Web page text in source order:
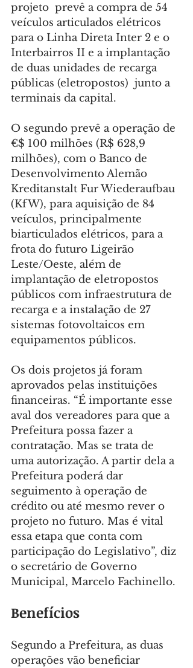
projeto  prevê a compra de 54
veículos articulados elétricos
para o Linha Direta Inter 2 e o
Interbairros II e a implantação
de duas unidades de recarga
públicas (eletropostos)  junto a
terminais da capital.
O segundo prevê a operação de
€$ 100 milhões (R$ 628,9
milhões), com o Banco de
Desenvolvimento Alemão
Kreditanstalt Fur Wiederaufbau
(KfW), para aquisição de 84
veículos, principalmente
biarticulados elétricos, para a
frota do futuro Ligeirão
Leste/Oeste, além de
implantação de eletropostos
públicos com infraestrutura de
recarga e a instalação de 27
sistemas fotovoltaicos em
equipamentos públicos.
Os dois projetos já foram
aprovados pelas instituições
financeiras. “É importante esse
aval dos vereadores para que a
Prefeitura possa fazer a
contratação. Mas se trata de
uma autorização. A partir dela a
Prefeitura poderá dar
seguimento à operação de
crédito ou até mesmo rever o
projeto no futuro. Mas é vital
essa etapa que conta com
participação do Legislativo”, diz
o secretário de Governo
Municipal, Marcelo Fachinello.
Benefícios
Segundo a Prefeitura, as duas
operações vão beneficiar